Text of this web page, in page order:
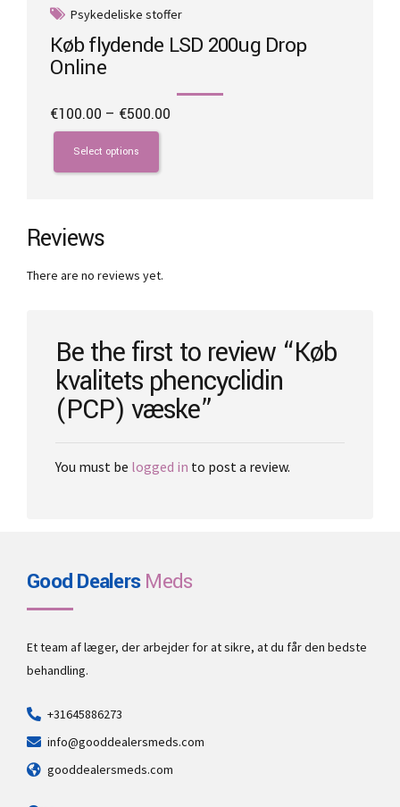
Psykedeliske stoffer
Køb flydende LSD 200ug Drop
Online
€100.00 – €500.00
Select options
This
product
has
The
options
be
the
product
page
Reviews
There are no reviews yet.
Be the first to review “Køb
kvalitets phencyclidin
(PCP) væske”
You must be logged in to post a review.
Good DealersMeds
Et team af læger, der arbejder for at sikre, at du får den bedste
behandling.
+31645886273
info@gooddealersmeds.com
gooddealersmeds.com